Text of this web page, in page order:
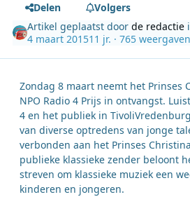
Delen
Volgers
Artikel geplaatst doorde redactie
4 maart 201511 jr. · 765 weergaven
Zondag 8 maart neemt het Prinses
NPO Radio 4 Prijs in ontvangst.
4 en het publiek in
van diverse optredens van jonge
verbonden aan het Prinses
publieke klassieke zender beloont
streven om klassieke muziek een
kinderen en jongeren.